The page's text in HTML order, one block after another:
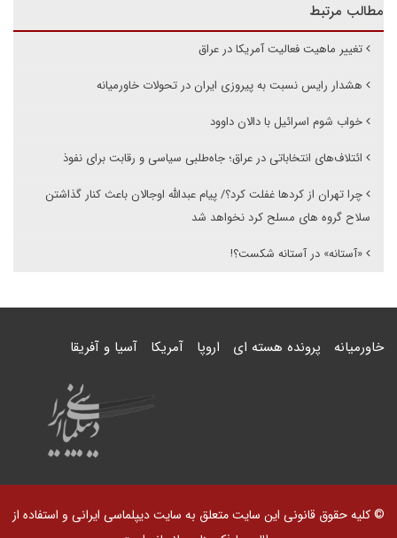
مطالب مرتبط
تغییر ماهیت فعالیت آمریکا در عراق
هشدار رایس نسبت به پیروزی ایران در تحولات خاورمیانه
خواب شوم اسرائیل با دالان داوود
ائتلاف‌های انتخاباتی در عراق؛ جاه‌طلبی سیاسی و رقابت برای نفوذ
چرا تهران از کردها غفلت کرد؟/ پیام عبدالله اوجالان باعث کنار گذاشتن
سلاح گروه های مسلح کرد نخواهد شد
«آستانه» در آستانه شکست؟!
خاورمیانه پرونده هسته ای اروپا آمریکا آسیا و آفریقا
© کلیه حقوق قانونی این سایت متعلق به سایت دیپلماسی ایرانی و استفاده از